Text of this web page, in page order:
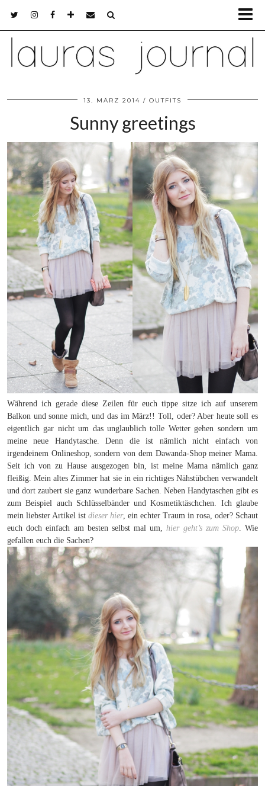
13. MÄRZ 2014 OUTFITS
Sunny greetings
Während ich gerade diese Zeilen für euch tippe sitze ich auf unserem
Balkon und sonne mich, und das im März!! Toll, oder? Aber heute soll es
eigentlich gar nicht um das unglaublich tolle Wetter gehen sondern um
meine neue Handytasche. Denn die ist nämlich nicht einfach von
irgendeinem Onlineshop, sondern von dem Dawanda-Shop meiner Mama.
Seit ich von zu Hause ausgezogen bin, ist meine Mama nämlich ganz
fleißig. Mein altes Zimmer hat sie in ein richtiges Nähstübchen verwandelt
und dort zaubert sie ganz wunderbare Sachen. Neben Handytaschen gibt es
zum Beispiel auch Schlüsselbänder und Kosmetiktäschchen. Ich glaube
mein liebster Artikel ist dieser hier, ein echter Traum in rosa, oder? Schaut
euch doch einfach am besten selbst mal um,hier geht’s zum Shop. Wie
gefallen euch die Sachen?